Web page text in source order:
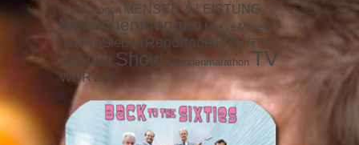
Installationen MENSCH & LEISTUNG
Menschenmengen Messe Museum
NDR ProSieben Reportage RTL RTL2
Schüler Show Spendenmarathon TV
WDR ZDF